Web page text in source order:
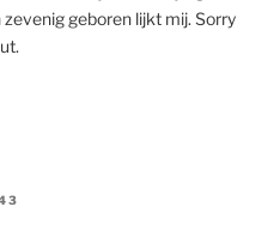
zevenig geboren lijkt mij. Sorry